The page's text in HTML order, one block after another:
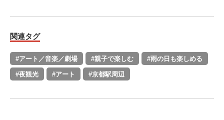
関連タグ
#アート／音楽／劇場 #親子で楽しむ #雨の日も楽しめる
#夜観光 #アート #京都駅周辺